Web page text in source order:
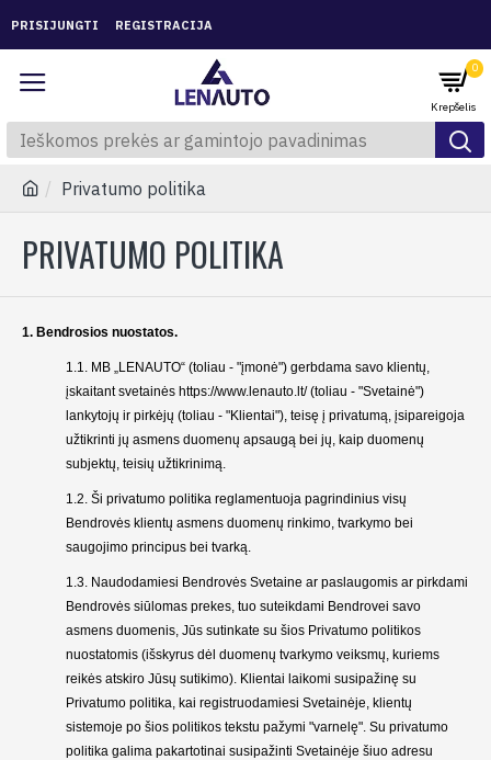
PRISIJUNGTI REGISTRACIJA
0
Privatumo politika
PRIVATUMO POLITIKA
1. Bendrosios nuostatos.
1.1. MB „LENAUTO“ (toliau - "įmonė") gerbdama savo klientų,
įskaitant svetainės https://www.lenauto.lt/ (toliau - "Svetainė")
lankytojų ir pirkėjų (toliau - "Klientai"), teisę į privatumą, įsipareigoja
užtikrinti jų asmens duomenų apsaugą bei jų, kaip duomenų
subjektų, teisių užtikrinimą.
1.2. Ši privatumo politika reglamentuoja pagrindinius visų
Bendrovės klientų asmens duomenų rinkimo, tvarkymo bei
saugojimo principus bei tvarką.
1.3. Naudodamiesi Bendrovės Svetaine ar paslaugomis ar pirkdami
Bendrovės siūlomas prekes, tuo suteikdami Bendrovei savo
asmens duomenis, Jūs sutinkate su šios Privatumo politikos
nuostatomis (išskyrus dėl duomenų tvarkymo veiksmų, kuriems
reikės atskiro Jūsų sutikimo). Klientai laikomi susipažinę su
Privatumo politika, kai registruodamiesi Svetainėje, klientų
sistemoje po šios politikos tekstu pažymi "varnelę". Su privatumo
politika galima pakartotinai susipažinti Svetainėje šiuo adresu